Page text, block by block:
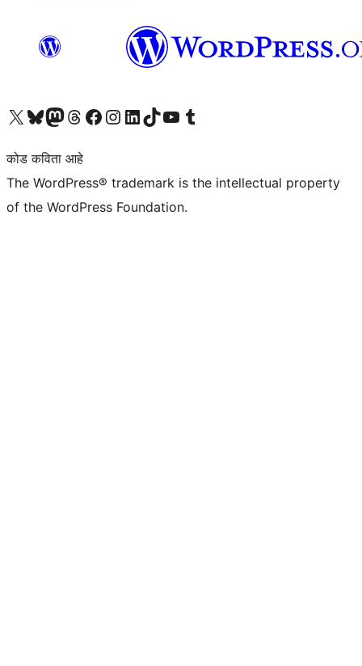
आमच्या X (एक्स) (पूर्वीचे ट्विटर) खात्याला भेट द्या आमच्या ब्लूस्की खात्याला भेट द्या.आमच्या Mastodon खात्याला भेट द्या.आमच्या थ्रेड्स खात्याला भेट द्या. आमच्या फेसबुक पेजला भेट द्या आमच्या इंस्टाग्राम खात्याला भेट द्या आमच्या लिंक्डइन खात्याला भेट द्या आमच्या टिकटॉक अकाउंटला भेट द्या.आमच्या यूट्यूब चॅनेलला भेट द्या आमच्या टंबलर खात्याला भेट द्या.
कोड कविता आहे
The WordPress® trademark is the intellectual property
of the WordPress Foundation.